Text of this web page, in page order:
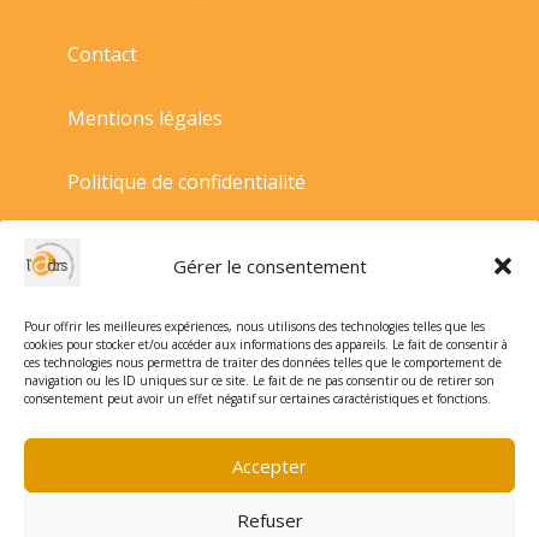
Gérer le consentement
Pour offrir les meilleures expériences, nous utilisons des technologies telles que les
cookies pour stocker et/ou accéder aux informations des appareils. Le fait de consentir à
ces technologies nous permettra de traiter des données telles que le comportement de
navigation ou les ID uniques sur ce site. Le fait de ne pas consentir ou de retirer son
consentement peut avoir un effet négatif sur certaines caractéristiques et fonctions.
Accepter
Refuser
Contact
Mentions légales
Politique de confidentialité
Politique de cookies